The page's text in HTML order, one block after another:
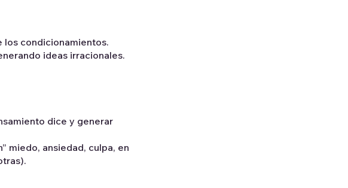
los condicionamientos.
ideas irracionales.
dice y generar
miedo, ansiedad, culpa, en